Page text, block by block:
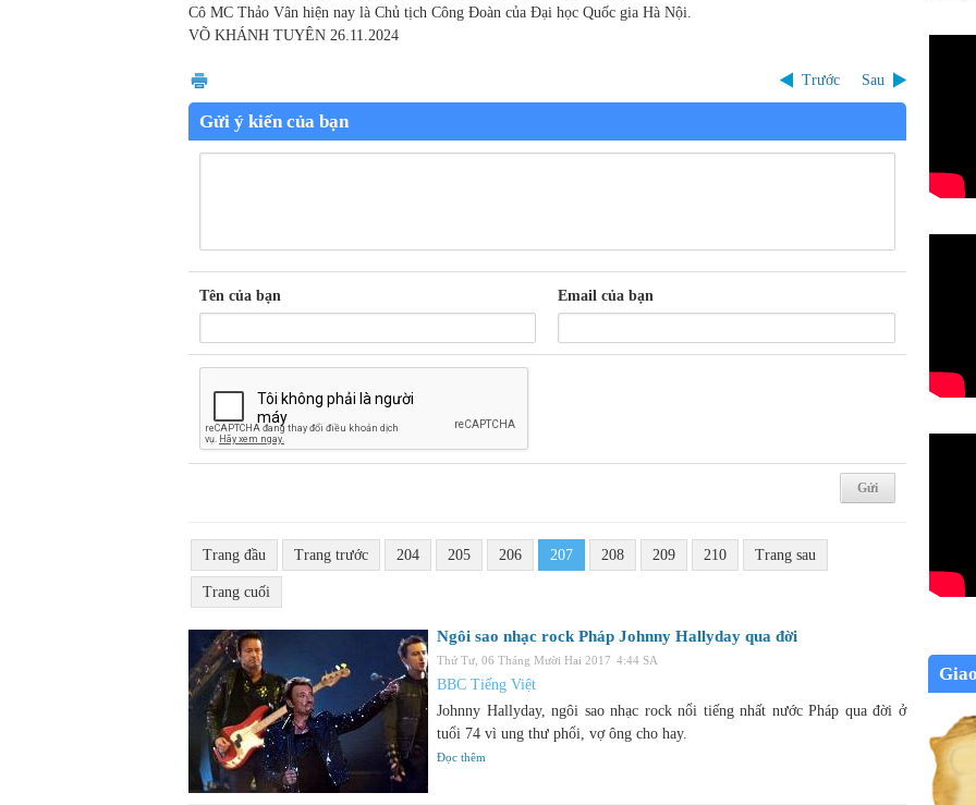
Cô MC Thảo Vân hiện nay là Chủ tịch Công Đoàn của Đại học Quốc gia Hà Nội.
VÕ KHÁNH TUYÊN 26.11.2024
Trước Sau
Gửi ý kiến của bạn
Tên của bạn Email của bạn
Trang đầu Trang trước 204 205 206 207 208 209 210 Trang sau
Trang cuối
Ngôi sao nhạc rock Pháp Johnny Hallyday qua đời
Thứ Tư, 06 Tháng Mười Hai 2017 4:44 SA
BBC Tiếng Việt
Johnny Hallyday, ngôi sao nhạc rock nổi tiếng nhất nước Pháp qua đời ở
tuổi 74 vì ung thư phổi, vợ ông cho hay.
Đọc thêm